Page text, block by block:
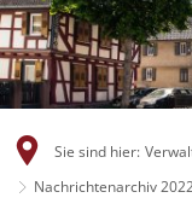
Sie sind hier:
Nachrichtenarchiv